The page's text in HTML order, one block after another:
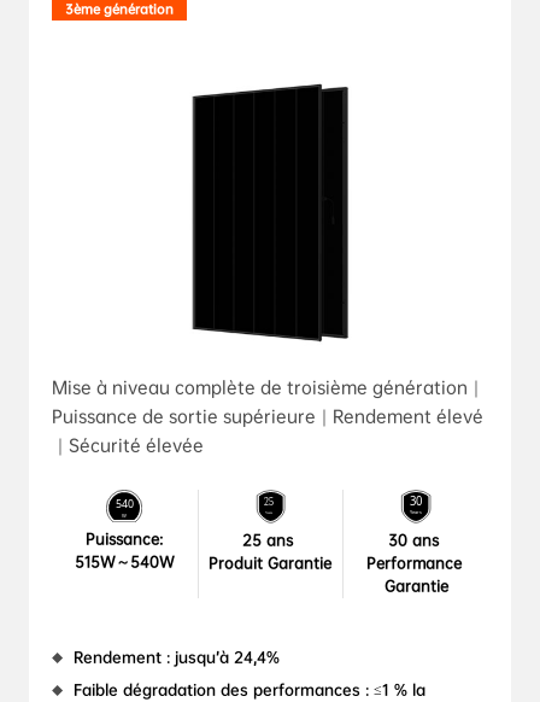
3ème génération
Mise à niveau complète de troisième génération｜
Puissance de sortie supérieure｜Rendement élevé
｜Sécurité élevée
Puissance:
515W～540W
25 ans
Produit Garantie
30 ans
Performance
Garantie
Rendement : jusqu’à 24,4%
Faible dégradation des performances : ≤1 % la